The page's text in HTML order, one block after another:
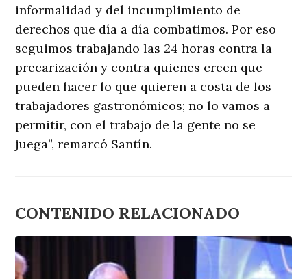
informalidad y del incumplimiento de
derechos que día a día combatimos. Por eso
seguimos trabajando las 24 horas contra la
precarización y contra quienes creen que
pueden hacer lo que quieren a costa de los
trabajadores gastronómicos; no lo vamos a
permitir, con el trabajo de la gente no se
juega”, remarcó Santín.
CONTENIDO RELACIONADO